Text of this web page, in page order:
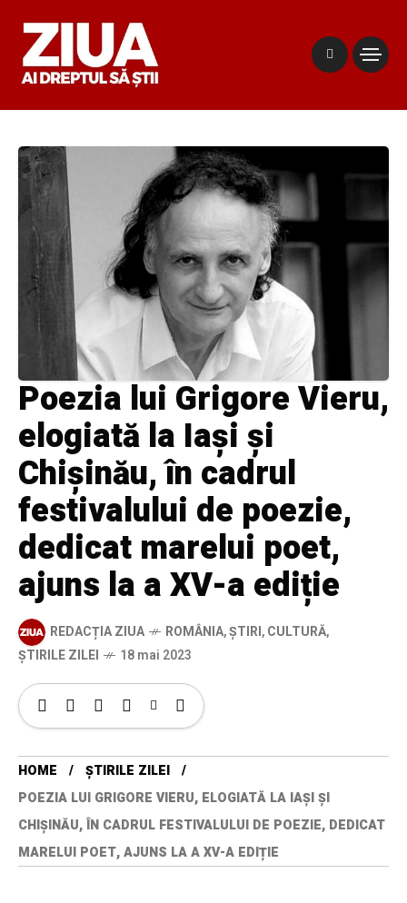
Poezia lui Grigore Vieru,
elogiată la Iași și
Chișinău, în cadrul
festivalului de poezie,
dedicat marelui poet,
ajuns la a XV-a ediție
REDACȚIA ZIUA ROMÂNIA,ȘTIRI,CULTURĂ,
ȘTIRILE ZILEI
18 mai 2023
HOME
ȘTIRILE ZILEI
POEZIA LUI GRIGORE VIERU, ELOGIATĂ LA IAȘI ȘI
CHIȘINĂU, ÎN CADRUL FESTIVALULUI DE POEZIE, DEDICAT
MARELUI POET, AJUNS LA A XV-A EDIȚIE